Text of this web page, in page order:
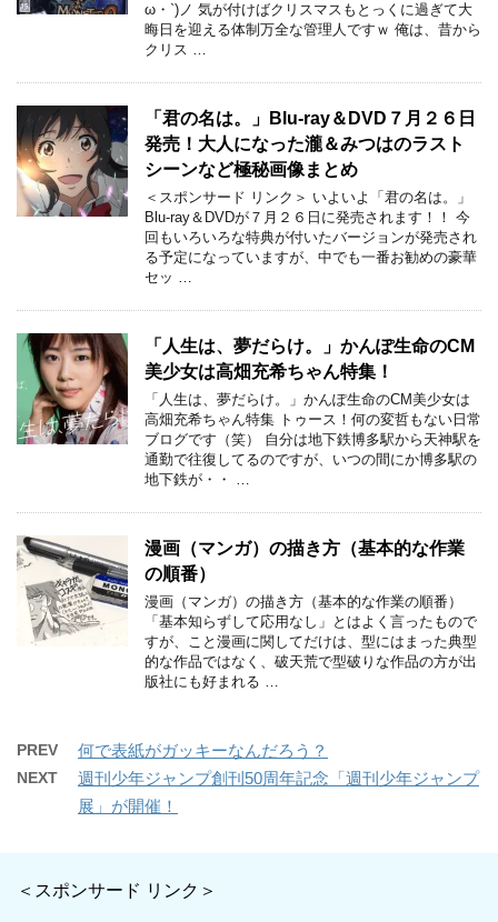
ω・`)ノ 気が付けばクリスマスもとっくに過ぎて大
晦日を迎える体制万全な管理人ですｗ 俺は、昔から
クリス …
「君の名は。」Blu-ray＆DVD７月２６日
発売！大人になった瀧＆みつはのラスト
シーンなど極秘画像まとめ
＜スポンサード リンク＞ いよいよ「君の名は。」
Blu-ray＆DVDが７月２６日に発売されます！！ 今
回もいろいろな特典が付いたバージョンが発売され
る予定になっていますが、中でも一番お勧めの豪華
セッ …
「人生は、夢だらけ。」かんぽ生命のCM
美少女は高畑充希ちゃん特集！
「人生は、夢だらけ。」かんぽ生命のCM美少女は
高畑充希ちゃん特集 トゥース！何の変哲もない日常
ブログです（笑） 自分は地下鉄博多駅から天神駅を
通勤で往復してるのですが、いつの間にか博多駅の
地下鉄が・・ …
漫画（マンガ）の描き方（基本的な作業
の順番）
漫画（マンガ）の描き方（基本的な作業の順番）
「基本知らずして応用なし」とはよく言ったもので
すが、こと漫画に関してだけは、型にはまった典型
的な作品ではなく、破天荒で型破りな作品の方が出
版社にも好まれる …
PREV 何で表紙がガッキーなんだろう？
NEXT
週刊少年ジャンプ創刊50周年記念「週刊少年ジャンプ
展」が開催！
＜スポンサード リンク＞